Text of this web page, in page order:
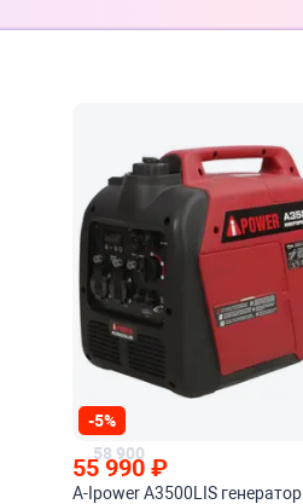
-5%
58 900
55 990₽
A-Ipower A3500LIS генератор